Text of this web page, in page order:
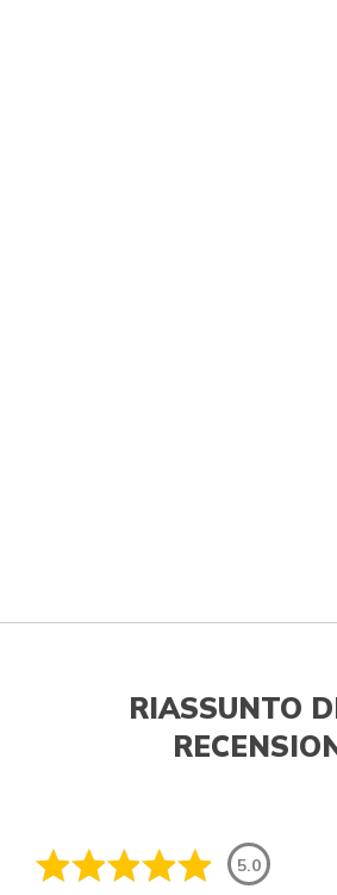
RIASSUNTO
5.0